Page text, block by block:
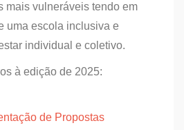
mais vulneráveis tendo em
uma escola inclusiva e
individual e coletivo.
à edição de 2025:
de Propostas